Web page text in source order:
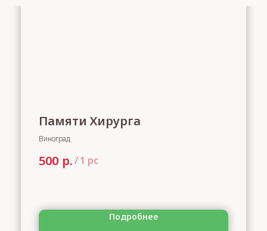
Памяти Хирурга
Виноград
500 р./1 pc
Подробнее